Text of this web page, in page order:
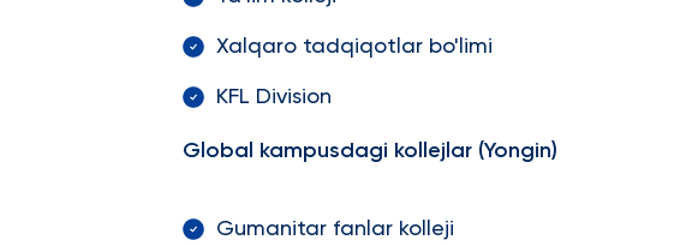
Xalqaro tadqiqotlar bo'limi
KFL Division
Global kampusdagi kollejlar (Yongin)
Gumanitar fanlar kolleji